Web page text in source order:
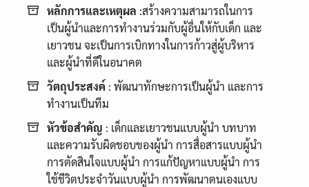
หลักการและเหตุผล :สร้างความสามารถในการ
เป็นผู้นำและการทำงานร่วมกับผู้อื่นให้กับเด็ก และ
เยาวชน จะเป็นการเบิกทางในการก้าวสู่ผู้บริหาร
และผู้นำที่ดีในอนาคต
วัตถุประสงค์ : พัฒนาทักษะการเป็นผู้นำ และการ
ทำงานเป็นทีม
หัวข้อสำคัญ : เด็กและเยาวชนแบบผู้นำ บทบาท
และความรับผิดชอบของผู้นำ การสื่อสารแบบผู้นำ
การตัดสินใจแบบผู้นำ การแก้ปัญหาแบบผู้นำ การ
ใช้ชีวิตประจำวันแบบผู้นำ การพัฒนาตนเองแบบ